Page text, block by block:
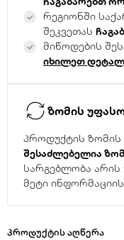
რეგიონში
შეკვეთას
მიწოდების
იხილეთ
ზომის
პროდუქტის ზომის
შესაძლებელია
სარგებლობა არის
მეტი
პროდუქტის აღწერა